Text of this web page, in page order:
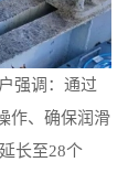
强调：通过
作、确保润滑
长至28个